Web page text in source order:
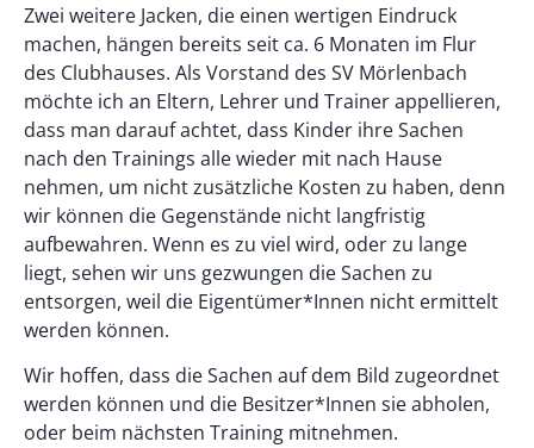
Zwei weitere Jacken, die einen wertigen Eindruck
machen, hängen bereits seit ca. 6 Monaten im Flur
des Clubhauses. Als Vorstand des SV Mörlenbach
möchte ich an Eltern, Lehrer und Trainer appellieren,
dass man darauf achtet, dass Kinder ihre Sachen
nach den Trainings alle wieder mit nach Hause
nehmen, um nicht zusätzliche Kosten zu haben, denn
wir können die Gegenstände nicht langfristig
aufbewahren. Wenn es zu viel wird, oder zu lange
liegt, sehen wir uns gezwungen die Sachen zu
entsorgen, weil die Eigentümer*Innen nicht ermittelt
werden können.
Wir hoffen, dass die Sachen auf dem Bild zugeordnet
werden können und die Besitzer*Innen sie abholen,
oder beim nächsten Training mitnehmen.